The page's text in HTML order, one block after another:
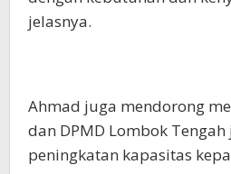
jelasnya.
Ahmad juga mendorong
dan DPMD Lombok
peningkatan kapasitas